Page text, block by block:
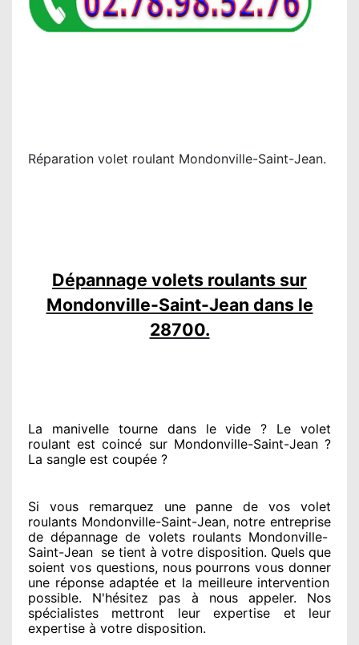
Réparation volet roulant Mondonville-Saint-Jean.
Dépannage volets roulants sur
Mondonville-Saint-Jean dans le
28700.
La manivelle tourne dans le vide ? Le volet
roulant est coincé sur Mondonville-Saint-Jean ?
La sangle est coupée ?
Si vous remarquez une panne de vos volet
roulants Mondonville-Saint-Jean, notre entreprise
de dépannage de volets roulants Mondonville-
Saint-Jean se tient à votre disposition. Quels que
soient vos questions, nous pourrons vous donner
une réponse adaptée et la meilleure intervention
possible. N'hésitez pas à nous appeler. Nos
spécialistes mettront leur expertise et leur
expertise à votre disposition.